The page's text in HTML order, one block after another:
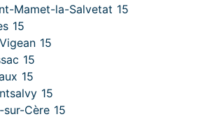
Mamet-la-Salvetat 15
15
15
15
15
15
Cère 15